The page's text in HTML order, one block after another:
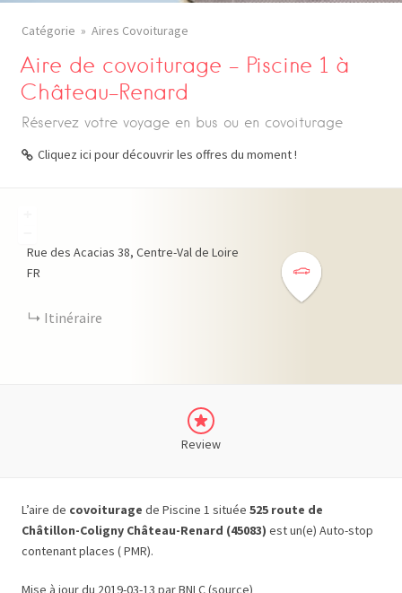
Catégorie Aires Covoiturage
Aire de covoiturage – Piscine 1 à
Château-Renard
Réservez votre voyage en bus ou en covoiturage
Cliquez ici pour découvrir les offres du moment !
Rue des Acacias 38 Centre-Val de Loire
FR
Itinéraire
Review
L’aire de covoiturage de Piscine 1 située 525 route de
Châtillon-Coligny Château-Renard (45083) est un(e) Auto-stop
contenant places ( PMR).
Mise à jour du 2019-03-13 par BNLC (source)